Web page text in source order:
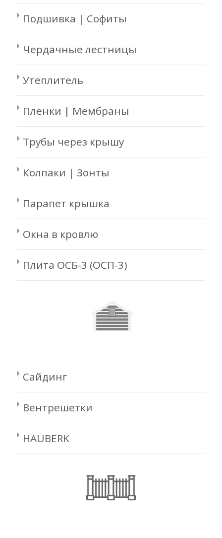
Подшивка | Софиты
Чердачные лестницы
Утеплитель
Пленки | Мембраны
Трубы через крышу
Колпаки | Зонты
Парапет крышка
Окна в кровлю
Плита ОСБ-3 (ОСП-3)
Сайдинг
Вентрешетки
HAUBERK